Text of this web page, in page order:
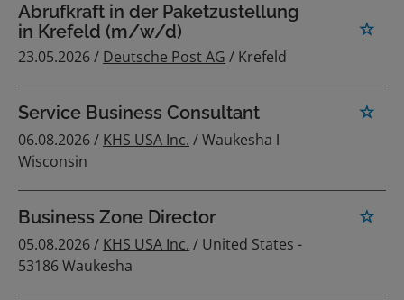
Abrufkraft in der Paketzustellung
in Krefeld (m/w/d)
23.05.2026 / Deutsche Post AG / Krefeld
Service Business Consultant
06.08.2026 / KHS USA Inc. / Waukesha ǀ
Wisconsin
Business Zone Director
05.08.2026 / KHS USA Inc. / United States -
53186 Waukesha